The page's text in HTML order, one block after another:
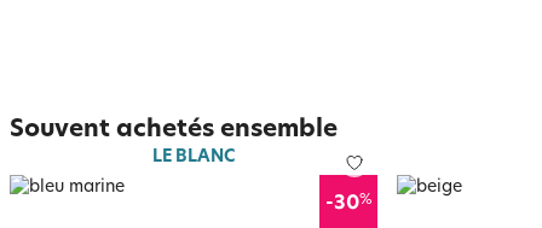
Souvent achetés ensemble
LE BLANC
-30%